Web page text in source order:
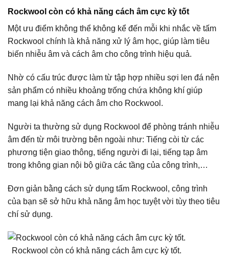
Rockwool còn có khả năng cách âm cực kỳ tốt
Một ưu điểm không thể không kể đến mỗi khi nhắc về tấm
Rockwool chính là khả năng xử lý âm học, giúp làm tiêu
biến nhiễu âm và cách âm cho công trình hiệu quả.
Nhờ có cấu trúc được làm từ tập hợp nhiều sợi len đá nên
sản phẩm có nhiều khoảng trống chứa không khí giúp
mang lại khả năng cách âm cho Rockwool.
Người ta thường sử dụng Rockwool để phòng tránh nhiễu
âm đến từ môi trường bên ngoài như: Tiếng còi từ các
phương tiện giao thông, tiếng người đi lại, tiếng tạp âm
trong không gian nội bộ giữa các tầng của công trình,…
Đơn giản bằng cách sử dụng tấm Rockwool, công trình
của bạn sẽ sở hữu khả năng âm học tuyệt vời tùy theo tiêu
chí sử dụng.
Rockwool còn có khả năng cách âm cực kỳ tốt.